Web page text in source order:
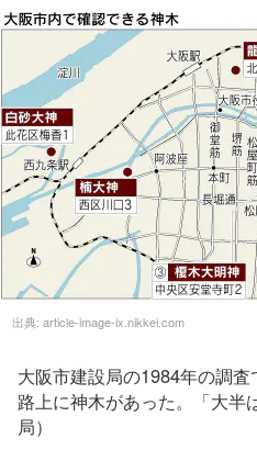
出典: article-image-ix.nikkei.com
大阪市建設局の1984年の調
路上に神木があった。「大半
局）